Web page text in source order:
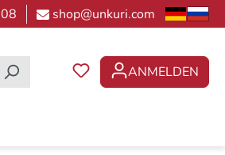
shop@unkuri.com
DU HAST 0
ANMELDEN